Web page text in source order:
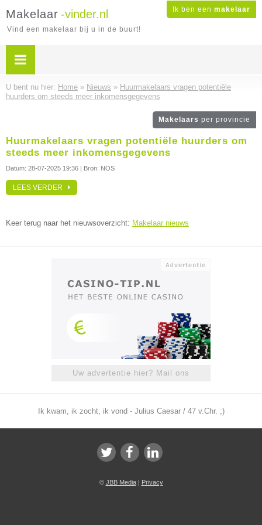
Ik ben een makelaar
Makelaar -vinder.nl
Vind een makelaar bij u in de buurt!
U bent nu hier: Home » Nieuws » Huurmakelaars vragen potentiële
huurders om steeds meer inkomensgegevens
Makelaars per provincie
Huurmakelaars vragen potentiële huurders om
steeds meer inkomensgegevens
Datum: 28-07-2025 19:36 | Bron: NOS
LEES VERDER
Keer terug naar het nieuwsoverzicht: Makelaar nieuws
Uw advertentie hier? Mail ons
Ik kwam, ik zocht, ik vond - Julius Caesar / 47 v.Chr. ;)
© JBB Media| Privacy